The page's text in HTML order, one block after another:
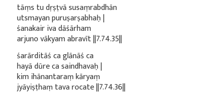
tāṃs tu dṛṣṭvā susaṃrabdhān
utsmayan puruṣarṣabhaḥ |
śanakair iva dāśārham
arjuno vākyam abravīt ||7.74.35||
śarārditāś ca glānāś ca
hayā dūre ca saindhavaḥ |
kim ihānantaraṃ kāryaṃ
jyāyiṣṭhaṃ tava rocate ||7.74.36||